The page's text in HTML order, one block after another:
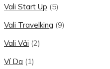
Vali Start Up (5)
Vali Travelking (9)
Vali Vải (2)
Ví Da (1)